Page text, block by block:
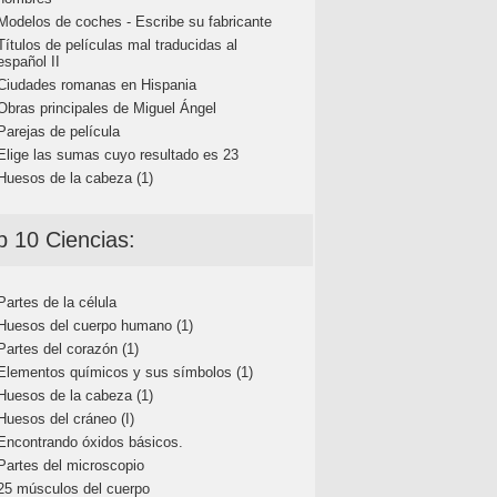
de coches - Escribe su fabricante
de películas mal traducidas al
II
romanas en Hispania
principales de Miguel Ángel
de película
las sumas cuyo resultado es 23
de la cabeza (1)
10 Ciencias:
de la célula
del cuerpo humano (1)
del corazón (1)
químicos y sus símbolos (1)
de la cabeza (1)
del cráneo (I)
óxidos básicos.
del microscopio
músculos del cuerpo